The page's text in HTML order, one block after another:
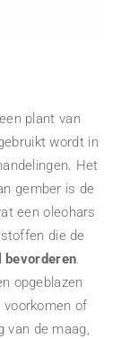
plant van
wordt in
Het
gember is de
een oleohars
die de
.
opgeblazen
voorkomen of
van de maag,